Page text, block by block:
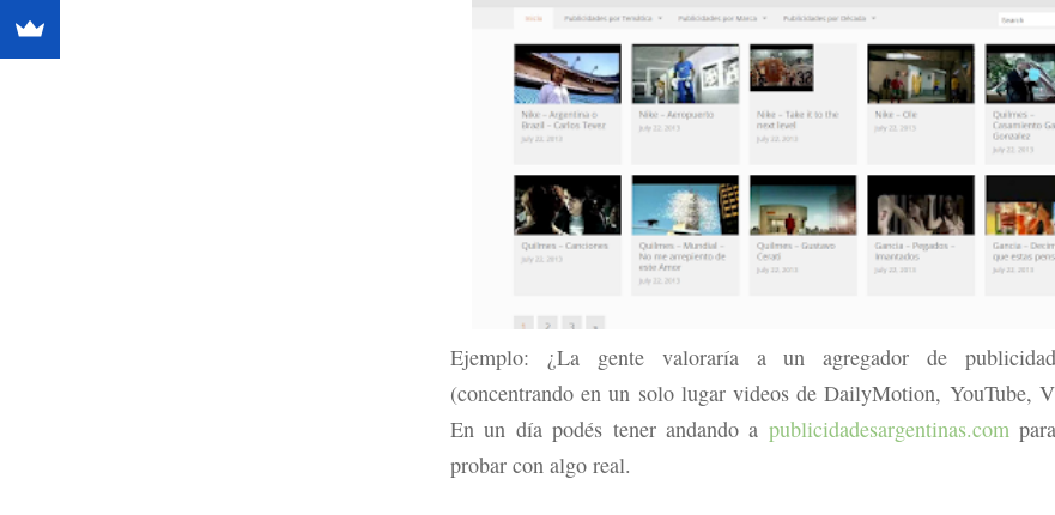
Ejemplo: ¿La gente valoraría a un agregador de
(concentrando en un solo lugar videos de DailyMotion, YouTube,
En un día podés tener andando a publicidadesargentinas.com
probar con algo real.